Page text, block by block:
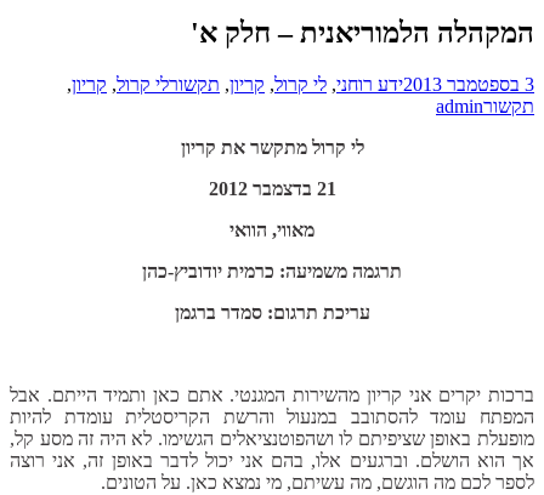
המקהלה הלמוריאנית – חלק א'
3 בספטמבר 2013 ידע רוחני, לי קרול, קריון, תקשורלי קרול, קריון,
תקשורadmin
לי קרול מתקשר את קריון
21 בדצמבר 2012
מאווי, הוואי
תרגמה משמיעה: כרמית יודוביץ-כהן
עריכת תרגום: סמדר ברגמן
ברכות יקרים אני קריון מהשירות המגנטי. אתם כאן ותמיד הייתם. אבל
המפתח עומד להסתובב במנעול והרשת הקריסטלית עומדת להיות
מופעלת באופן שציפיתם לו ושהפוטנציאלים הגשימו. לא היה זה מסע קל,
אך הוא הושלם. וברגעים אלו, בהם אני יכול לדבר באופן זה, אני רוצה
לספר לכם מה הוגשם, מה עשיתם, מי נמצא כאן. על הטונים.